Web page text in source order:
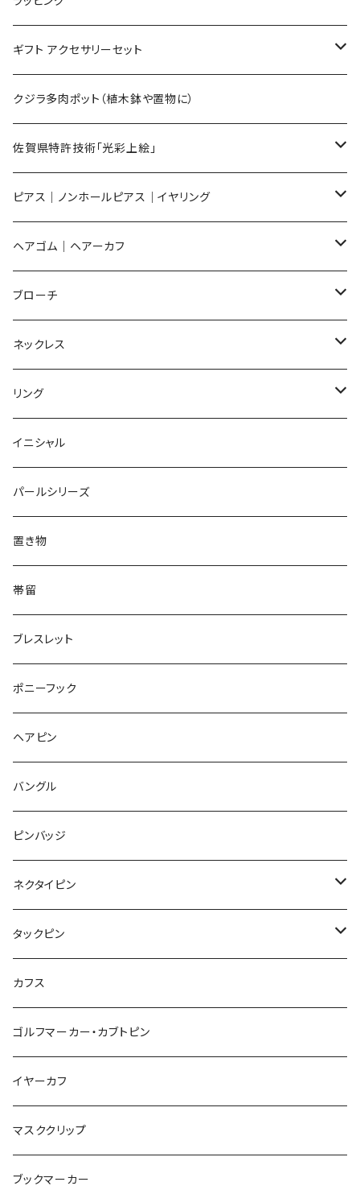
Mサイズ
Sサイズ
ギフト アクセサリーセット
flower
メンズ ギフトセット
クジラ多肉ポット（植木鉢や置物に）
佐賀県特許技術「光彩上絵」
ピアス
イヤリング
ノンホールピアス
ヘアゴム
ブローチ
ネックレス
リング
ピアス｜ノンホールピアス｜イヤリング
ピアス
Flower
Dot
Square
てんとう虫
pattern
こいのぼり
マーブル
カメオ
星
鳥
ノンホールピアス
Flower
Dot
Square
Bubble
Animal
マーブル
こいのぼり
てんとう虫
鳥
食品
イヤリング
Flower
Round
鳥
Triangle
食品
ハロウィン
カモフラージュ
square
天使
リボン
ヘアゴム｜ヘアーカフ
Flower
Round
Square
てんとう虫
Animal
うさぎ
パンダ
ハムスター
レッサーパンダ
ブタ
鏡
Pattern
マーメイド
雲
月
惑星
星
唐津土
lip
フルーツ
アイスクリーム
マーブル
音楽
カメオ
ハート
モザイク
ブローチ
Flower
Animal
猫
犬
クジラ
くま
コアラ
羊
牛
カメ
イルカ
カエル
Lips
鏡
Pattern
house
bag
フルーツ
さくらんぼ
レモン
てんとう虫
野菜
雲
月
惑星
星
こいのぼり
カメラ
音楽
バイオリン
カメオ
バルーン
マーメイド
ネックレス
Flower
Animal
てんとう虫
Food
Pattern
ガラス
カメラ
リボン
ラリエット
モザイク
ハート
アルファベット
ハロウィン
紐
鳥
バルーン
マーブル
リング
Flower
Round
てんとう虫
animal
lip
フルーツ
パン
ガラス
リボン
マーブル
鳥
星
アルファベット
ハロウィン
カメオ
2トーン
イニシャル
パールシリーズ
置き物
帯留
ブレスレット
ポニーフック
ヘアピン
バングル
ピンバッジ
ネクタイピン
結び
スクエア
タックピン
結び
カフス
ゴルフマーカー・カブトピン
イヤーカフ
マスククリップ
ブックマーカー